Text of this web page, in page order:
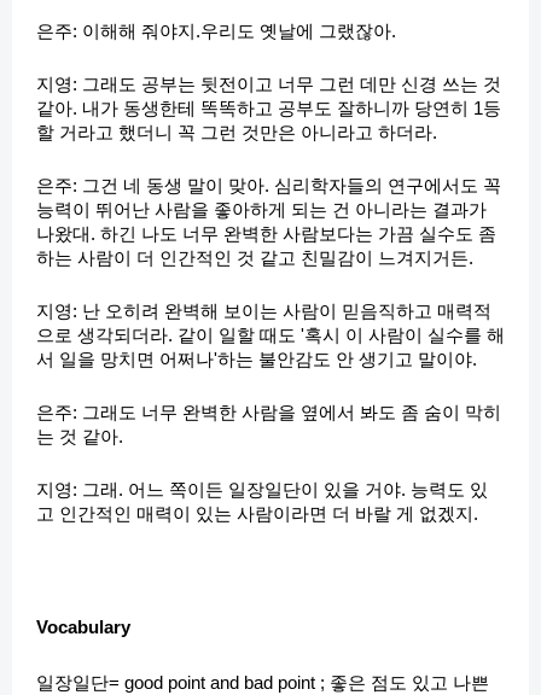
은주: 이해해 줘야지.우리도 옛날에 그랬잖아.
지영: 그래도 공부는 뒷전이고 너무 그런 데만 신경 쓰는 것
같아. 내가 동생한테 똑똑하고 공부도 잘하니까 당연히 1등
할 거라고 했더니 꼭 그런 것만은 아니라고 하더라.
은주: 그건 네 동생 말이 맞아. 심리학자들의 연구에서도 꼭
능력이 뛰어난 사람을 좋아하게 되는 건 아니라는 결과가
나왔대. 하긴 나도 너무 완벽한 사람보다는 가끔 실수도 좀
하는 사람이 더 인간적인 것 같고 친밀감이 느겨지거든.
지영: 난 오히려 완벽해 보이는 사람이 믿음직하고 매력적
으로 생각되더라. 같이 일할 때도 '혹시 이 사람이 실수를 해
서 일을 망치면 어쩌나'하는 불안감도 안 생기고 말이야.
은주: 그래도 너무 완벽한 사람을 옆에서 봐도 좀 숨이 막히
는 것 같아.
지영: 그래. 어느 쪽이든 일장일단이 있을 거야. 능력도 있
고 인간적인 매력이 있는 사람이라면 더 바랄 게 없겠지.
Vocabulary
일장일단= good point and bad point ; 좋은 점도 있고 나쁜